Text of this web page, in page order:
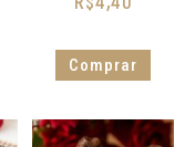
Comprar